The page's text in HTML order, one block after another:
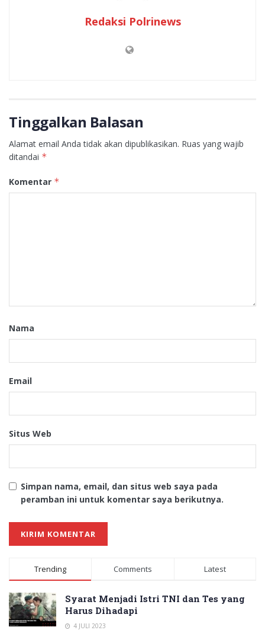
Redaksi Polrinews
Tinggalkan Balasan
Alamat email Anda tidak akan dipublikasikan. Ruas yang wajib
ditandai *
Komentar *
Nama
Email
Situs Web
Simpan nama, email, dan situs web saya pada
peramban ini untuk komentar saya berikutnya.
Trending Comments Latest
Syarat Menjadi Istri TNI dan Tes yang
Harus Dihadapi
4 JULI 2023